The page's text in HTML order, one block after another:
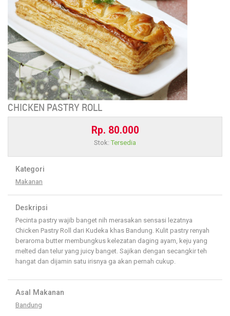
CHICKEN PASTRY ROLL
Rp. 80.000
Stok: Tersedia
Kategori
Makanan
Deskripsi
Pecinta pastry wajib banget nih merasakan sensasi lezatnya
Chicken Pastry Roll dari Kudeka khas Bandung. Kulit pastry renyah
beraroma butter membungkus kelezatan daging ayam, keju yang
melted dan telur yang juicy banget. Sajikan dengan secangkir teh
hangat dan dijamin satu irisnya ga akan pernah cukup.
Asal Makanan
Bandung